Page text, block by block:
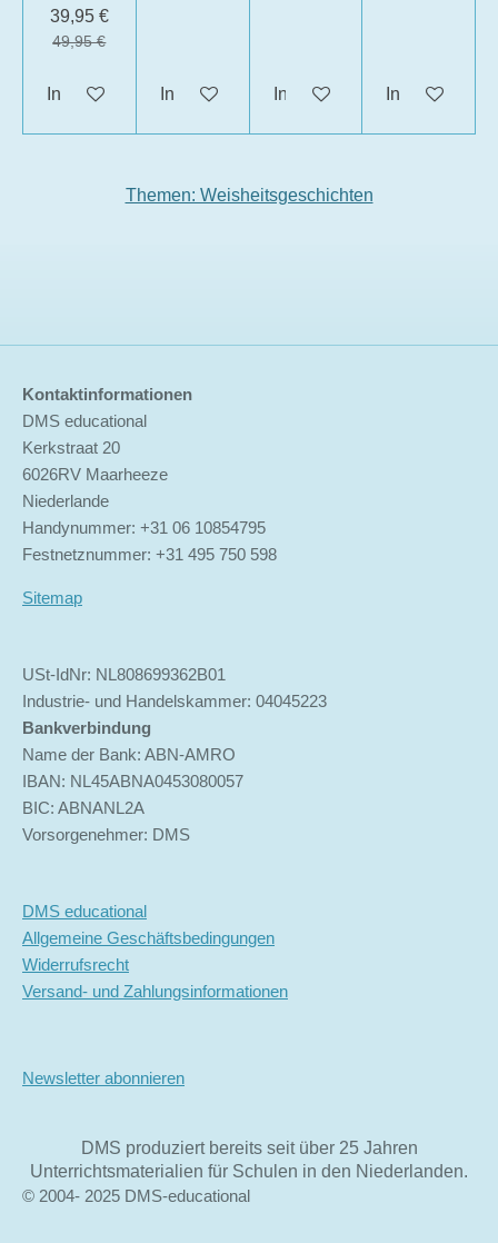
39,95 €
49,95 €
In den WarenkorbIn den WarenkorbIn den WarenkorbIn den
Themen: Weisheitsgeschichten
Kontaktinformationen
DMS educational
Kerkstraat 20
6026RV Maarheeze
Niederlande
Handynummer: +31 06 10854795
Festnetznummer: +31 495 750 598
Sitemap
USt-IdNr: NL808699362B01
Industrie- und Handelskammer: 04045223
Bankverbindung
Name der Bank: ABN-AMRO
IBAN: NL45ABNA0453080057
BIC: ABNANL2A
Vorsorgenehmer: DMS
DMS educational
Allgemeine Geschäftsbedingungen
Widerrufsrecht
Versand- und Zahlungsinformationen
Newsletter abonnieren
DMS produziert bereits seit über 25 Jahren
Unterrichtsmaterialien für Schulen in den Niederlanden.
© 2004- 2025 DMS-educational